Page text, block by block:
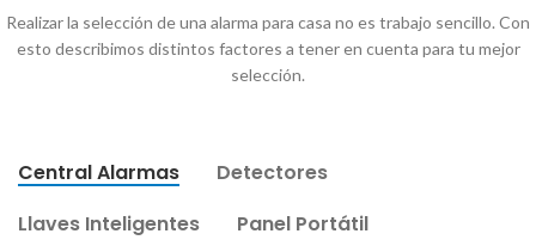
Realizar la selección de una alarma para casa no es trabajo sencillo. Con
esto describimos distintos factores a tener en cuenta para tu mejor
selección.
Central Alarmas
Detectores
Llaves Inteligentes
Panel Portátil